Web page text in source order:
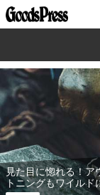
見た目に惚れる！ア
トニングもワイルド